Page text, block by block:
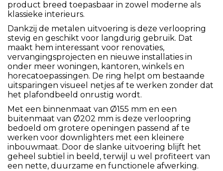
product breed toepasbaar in zowel moderne als
klassieke interieurs.
Dankzij de metalen uitvoering is deze verloopring
stevig en geschikt voor langdurig gebruik. Dat
maakt hem interessant voor renovaties,
vervangingsprojecten en nieuwe installaties in
onder meer woningen, kantoren, winkels en
horecatoepassingen. De ring helpt om bestaande
uitsparingen visueel netjes af te werken zonder dat
het plafondbeeld onrustig wordt.
Met een binnenmaat van Ø155 mm en een
buitenmaat van Ø202 mm is deze verloopring
bedoeld om grotere openingen passend af te
werken voor downlighters met een kleinere
inbouwmaat. Door de slanke uitvoering blijft het
geheel subtiel in beeld, terwijl u wel profiteert van
een nette, duurzame en functionele afwerking.